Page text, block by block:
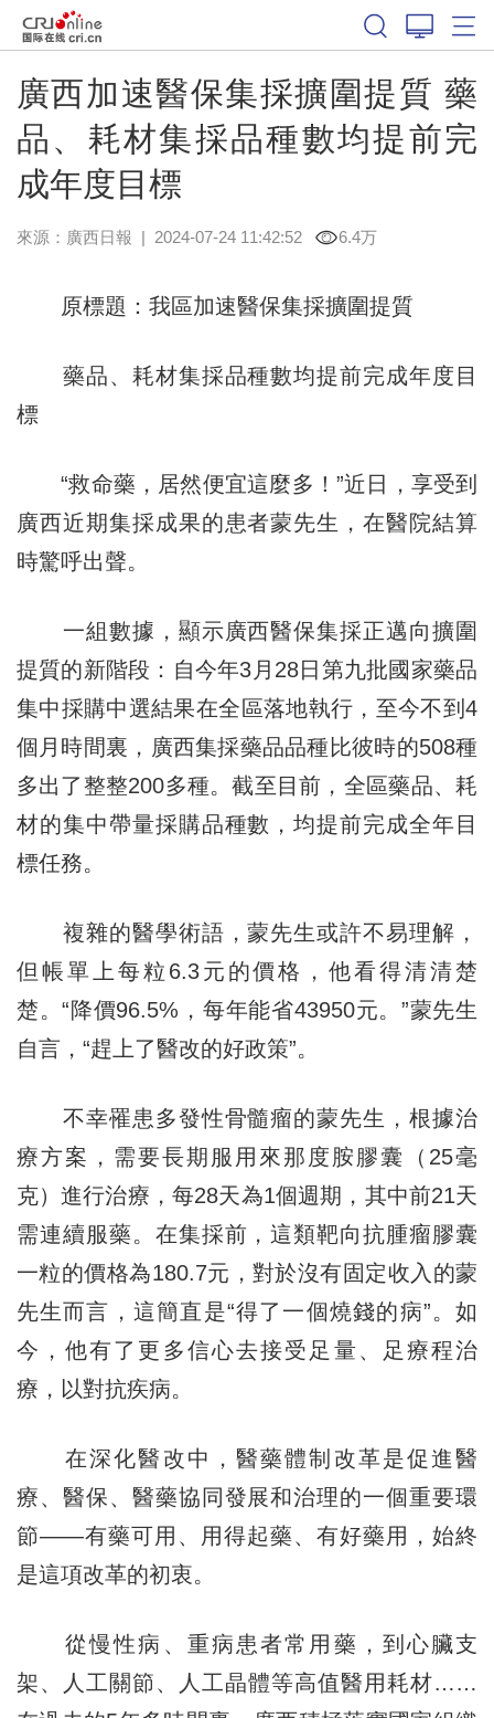
廣西加速醫保集採擴圍提質 藥
品、耗材集採品種數均提前完
成年度目標
來源： 廣西日報 | 2024-07-24 11:42:52 6.4万
原標題：我區加速醫保集採擴圍提質
藥品、耗材集採品種數均提前完成年度目
標
“救命藥，居然便宜這麼多！”近日，享受到
廣西近期集採成果的患者蒙先生，在醫院結算
時驚呼出聲。
一組數據，顯示廣西醫保集採正邁向擴圍
提質的新階段：自今年3月28日第九批國家藥品
集中採購中選結果在全區落地執行，至今不到4
個月時間裏，廣西集採藥品品種比彼時的508種
多出了整整200多種。截至目前，全區藥品、耗
材的集中帶量採購品種數，均提前完成全年目
標任務。
複雜的醫學術語，蒙先生或許不易理解，
但帳單上每粒6.3元的價格，他看得清清楚
楚。“降價96.5%，每年能省43950元。”蒙先生
自言，“趕上了醫改的好政策”。
不幸罹患多發性骨髓瘤的蒙先生，根據治
療方案，需要長期服用來那度胺膠囊（25毫
克）進行治療，每28天為1個週期，其中前21天
需連續服藥。在集採前，這類靶向抗腫瘤膠囊
一粒的價格為180.7元，對於沒有固定收入的蒙
先生而言，這簡直是“得了一個燒錢的病”。如
今，他有了更多信心去接受足量、足療程治
療，以對抗疾病。
在深化醫改中，醫藥體制改革是促進醫
療、醫保、醫藥協同發展和治理的一個重要環
節——有藥可用、用得起藥、有好藥用，始終
是這項改革的初衷。
從慢性病、重病患者常用藥，到心臟支
架、人工關節、人工晶體等高值醫用耗材……